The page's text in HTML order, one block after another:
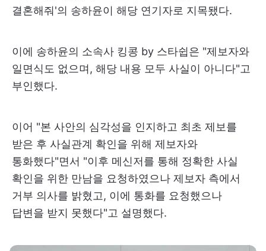
결혼해줘'의 송하윤이 해당 연기자로 지목됐다.
이에 송하윤의 소속사 킹콩 by 스타쉽은 "제보자와
일면식도 없으며, 해당 내용 모두 사실이 아니다"고
부인했다.
이어 "본 사안의 심각성을 인지하고 최초 제보를
받은 후 사실관계 확인을 위해 제보자와
통화했다"면서 "이후 메신저를 통해 정확한 사실
확인을 위한 만남을 요청하였으나 제보자 측에서
거부 의사를 밝혔고, 이에 통화를 요청했으나
답변을 받지 못했다"고 설명했다.